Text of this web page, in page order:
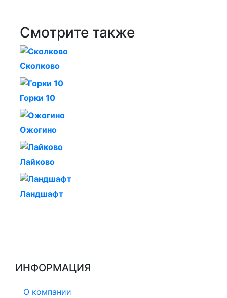
Смотрите также
Сколково
Горки 10
Ожогино
Лайково
Ландшафт
ИНФОРМАЦИЯ
О компании